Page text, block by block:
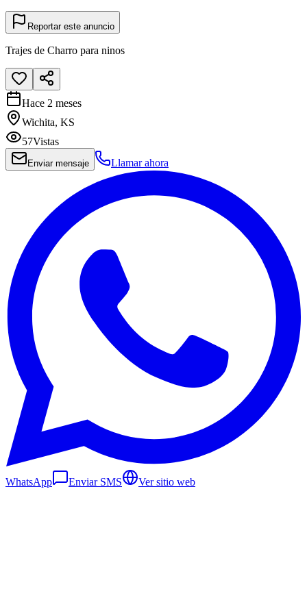
Reportar este anuncio
Trajes de Charro para ninos
Hace 2 meses
Wichita, KS
57Vistas
Enviar mensaje Llamar ahora
WhatsApp Enviar SMS Ver sitio web